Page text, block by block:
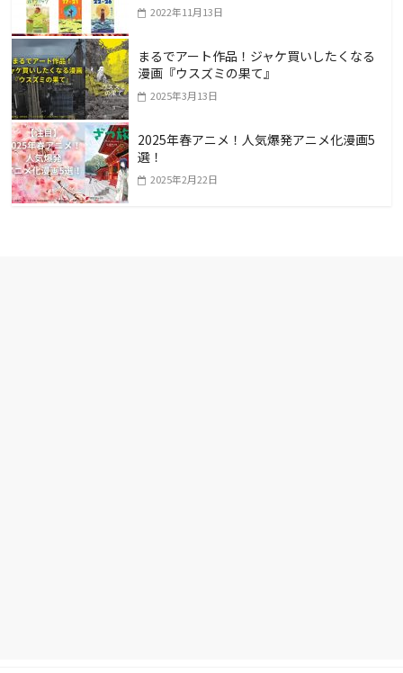
2022年11月13日
まるでアート作品！ジャケ買いしたくなる
漫画『ウスズミの果て』
2025年3月13日
2025年春アニメ！人気爆発アニメ化漫画5
選！
2025年2月22日